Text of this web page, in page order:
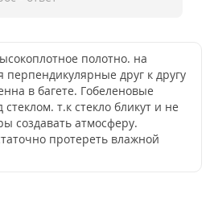
полотно. на
перпендикулярные друг к другу
в багете. Гобеленовые
т.к стекло бликут и не
создавать атмосферу.
протереть влажной